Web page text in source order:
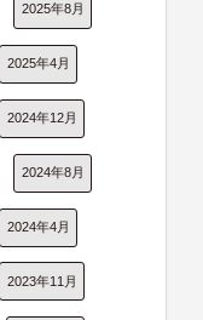
2025年8月
2025年4月
2024年12月
2024年8月
2024年4月
2023年11月